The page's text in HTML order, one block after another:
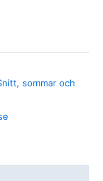
sommar och